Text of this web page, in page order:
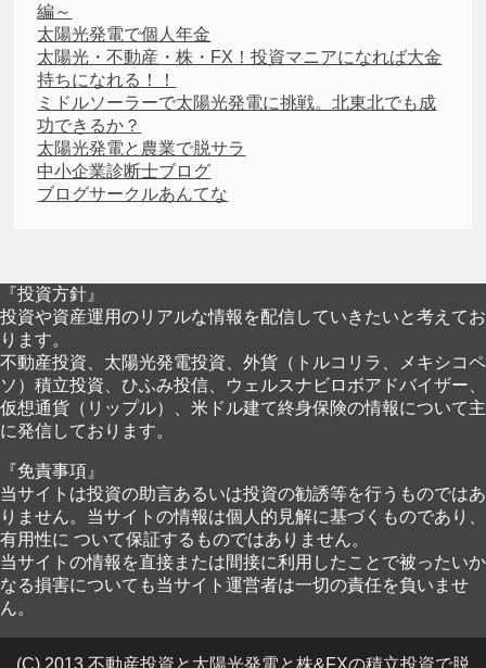
編～
太陽光発電で個人年金
太陽光・不動産・株・FX！投資マニアになれば大金
持ちになれる！！
ミドルソーラーで太陽光発電に挑戦。北東北でも成
功できるか？
太陽光発電と農業で脱サラ
中小企業診断士ブログ
ブログサークルあんてな
『投資方針』
投資や資産運用のリアルな情報を配信していきたいと考えてお
ります。
不動産投資、太陽光発電投資、外貨（トルコリラ、メキシコペ
ソ）積立投資、ひふみ投信、ウェルスナビロボアドバイザー、
仮想通貨（リップル）、米ドル建て終身保険の情報について主
に発信しております。
『免責事項』
当サイトは投資の助言あるいは投資の勧誘等を行うものではあ
りません。当サイトの情報は個人的見解に基づくものであり、
有用性に ついて保証するものではありません。
当サイトの情報を直接または間接に利用したことで被ったいか
なる損害についても当サイト運営者は一切の責任を負いませ
ん。
(C) 2013 不動産投資と太陽光発電と株&FXの積立投資で脱